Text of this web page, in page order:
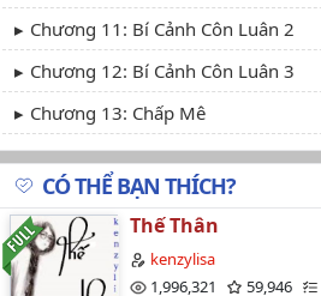
Chương 11: Bí Cảnh Côn Luân 2
Chương 12: Bí Cảnh Côn Luân 3
Chương 13: Chấp Mê
Chương 14: Thừa Lễ
Chương 15: Di Phủ Đột Hiện
Chương 16: Thái Hành Tả Khâu
Chương 17: Thái A Kiếm - Thượng
CÓ THỂ BẠN THÍCH?
Thế Thân
kenzylisa
1,996,321
59,946